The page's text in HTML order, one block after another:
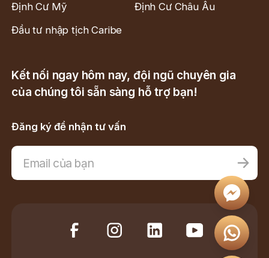
Định Cư Mỹ
Định Cư Châu Âu
Đầu tư nhập tịch Caribe
Kết nối ngay hôm nay, đội ngũ chuyên gia
của chúng tôi sẵn sàng hỗ trợ bạn!
Đăng ký để nhận tư vấn